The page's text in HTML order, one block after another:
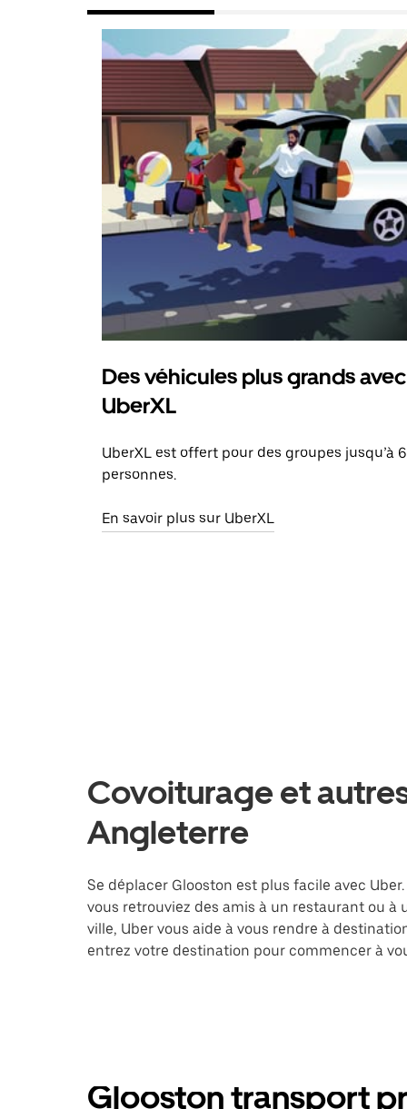
Des véhicules plus grands avec
UberXL
UberXL est offert pour des groupes jusqu’à 6
personnes.
En savoir plus sur UberXL
Covoiturage et
Angleterre
Se déplacer Glooston est plus facile avec
vous retrouviez des amis à un restaurant ou
ville, Uber vous aide à vous rendre à
entrez votre destination pour commencer à
Glooston transport